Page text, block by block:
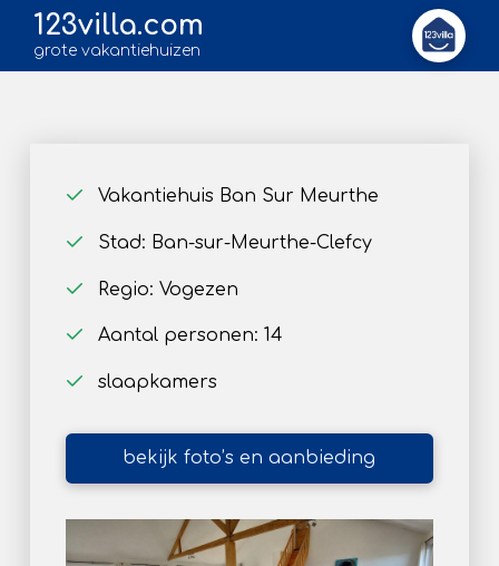
123villa.com
grote vakantiehuizen
Vakantiehuis Ban Sur Meurthe
Stad: Ban-sur-Meurthe-Clefcy
Regio: Vogezen
Aantal personen: 14
slaapkamers
bekijk foto’s en aanbieding